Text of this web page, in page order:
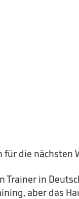
die nächsten
Trainer in
aber das